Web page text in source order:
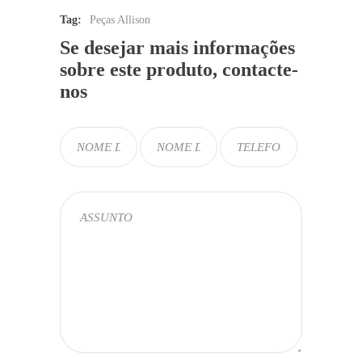
Tag: Peças Allison
Se desejar mais informações
sobre este produto, contacte-
nos